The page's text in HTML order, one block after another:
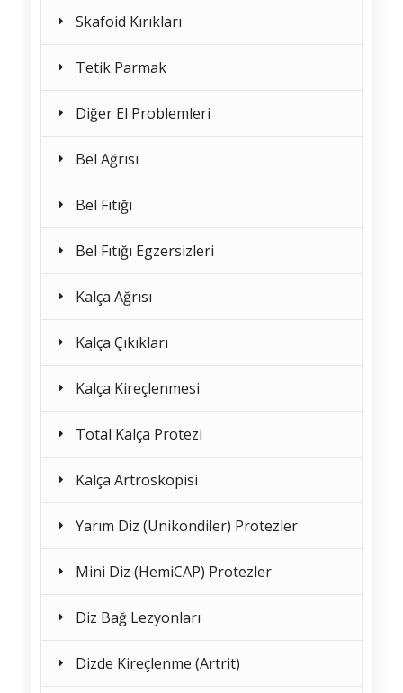
Skafoid Kırıkları
Tetik Parmak
Diğer El Problemleri
Bel Ağrısı
Bel Fıtığı
Bel Fıtığı Egzersizleri
Kalça Ağrısı
Kalça Çıkıkları
Kalça Kireçlenmesi
Total Kalça Protezi
Kalça Artroskopisi
Yarım Diz (Unikondiler) Protezler
Mini Diz (HemiCAP) Protezler
Diz Bağ Lezyonları
Dizde Kireçlenme (Artrit)